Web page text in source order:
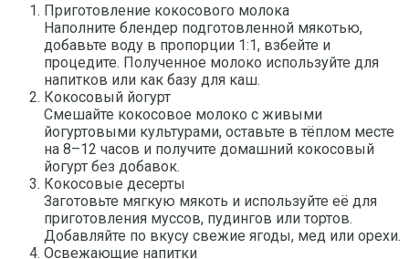
Приготовление кокосового молока
Наполните блендер подготовленной мякотью,
добавьте воду в пропорции 1:1, взбейте и
процедите. Полученное молоко используйте для
напитков или как базу для каш.
Кокосовый йогурт
Смешайте кокосовое молоко с живыми
йогуртовыми культурами, оставьте в тёплом месте
на 8–12 часов и получите домашний кокосовый
йогурт без добавок.
Кокосовые десерты
Заготовьте мягкую мякоть и используйте её для
приготовления муссов, пудингов или тортов.
Добавляйте по вкусу свежие ягоды, мед или орехи.
Освежающие напитки